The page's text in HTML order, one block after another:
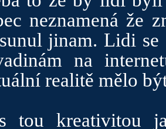
neznamená že
jinam. Lidi
na
realitě mělo
tou kreativitou